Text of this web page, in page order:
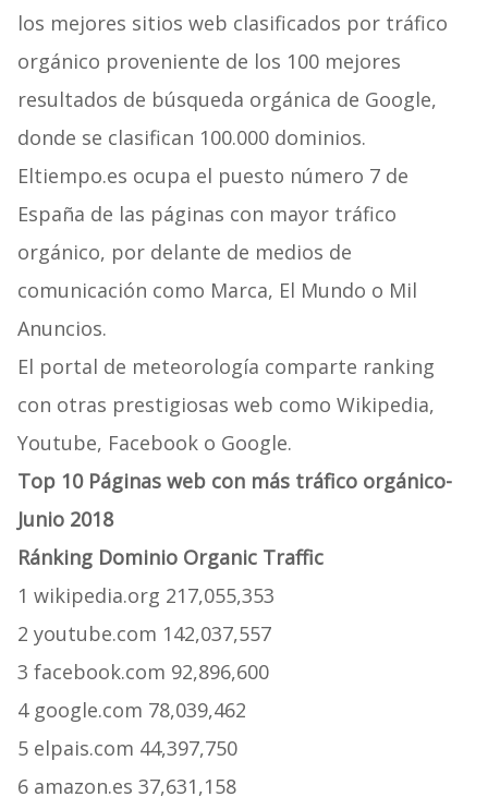
los mejores sitios web clasificados por tráfico
orgánico proveniente de los 100 mejores
resultados de búsqueda orgánica de Google,
donde se clasifican 100.000 dominios.
Eltiempo.es ocupa el puesto número 7 de
España de las páginas con mayor tráfico
orgánico, por delante de medios de
comunicación como Marca, El Mundo o Mil
Anuncios.
El portal de meteorología comparte ranking
con otras prestigiosas web como Wikipedia,
Youtube, Facebook o Google.
Top 10 Páginas web con más tráfico orgánico-
Junio 2018
Ránking Dominio Organic Traffic
1 wikipedia.org 217,055,353
2 youtube.com 142,037,557
3 facebook.com 92,896,600
4 google.com 78,039,462
5 elpais.com 44,397,750
6 amazon.es 37,631,158